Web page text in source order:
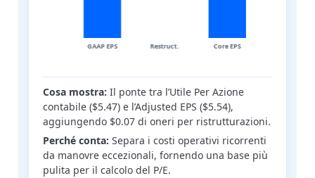
Cosa mostra: Il ponte tra l’Utile Per Azione
contabile ($5.47) e l’Adjusted EPS ($5.54),
aggiungendo $0.07 di oneri per ristrutturazioni.
Perché conta: Separa i costi operativi ricorrenti
da manovre eccezionali, fornendo una base più
pulita per il calcolo del P/E.